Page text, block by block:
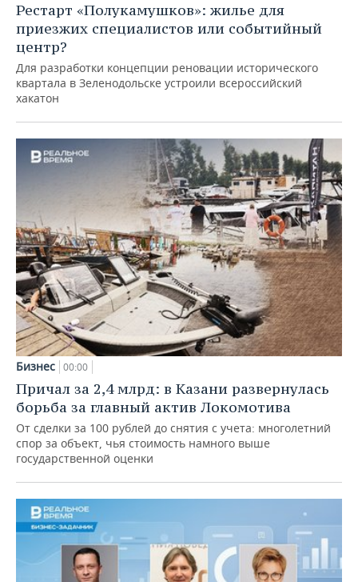
Рестарт «Полукамушков»: жилье для
приезжих специалистов или событийный
центр?
Для разработки концепции реновации исторического
квартала в Зеленодольске устроили всероссийский
хакатон
Бизнес 00:00
Причал за 2,4 млрд: в Казани развернулась
борьба за главный актив Локомотива
От сделки за 100 рублей до снятия с учета: многолетний
спор за объект, чья стоимость намного выше
государственной оценки